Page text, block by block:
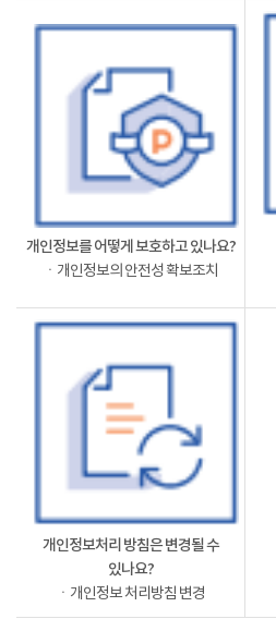
개인정보를 어떻게 보호하고 있나요?
ㆍ개인정보의 안전성 확보조치
개인정보처리 방침은 변경될 수
있나요?
ㆍ개인정보 처리방침 변경